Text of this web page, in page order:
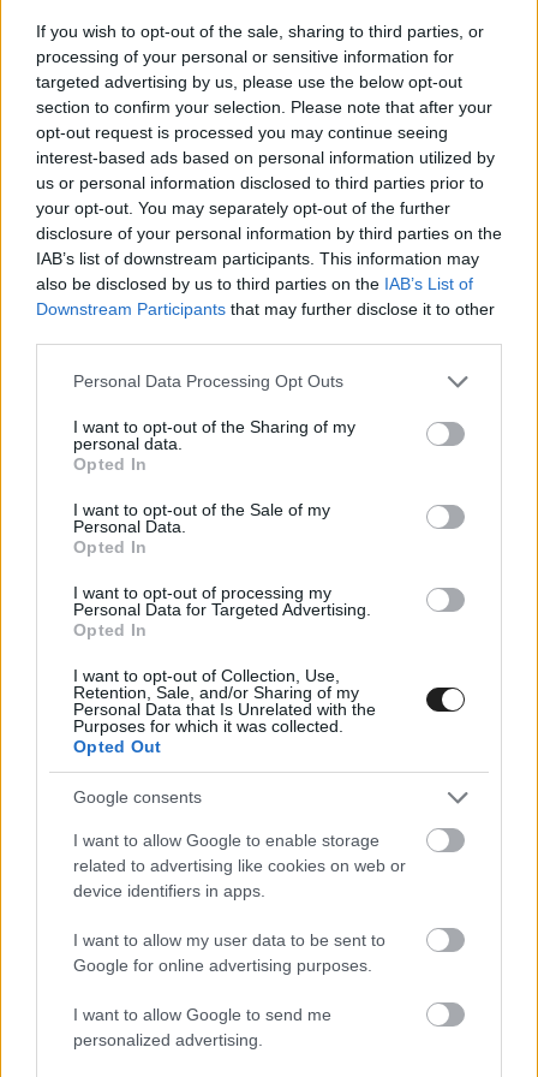
If you wish to opt-out of the sale, sharing to third parties, or
processing of your personal or sensitive information for
targeted advertising by us, please use the below opt-out
section to confirm your selection. Please note that after your
opt-out request is processed you may continue seeing
interest-based ads based on personal information utilized by
us or personal information disclosed to third parties prior to
your opt-out. You may separately opt-out of the further
disclosure of your personal information by third parties on the
IAB’s list of downstream participants. This information may
also be disclosed by us to third parties on the IAB’s List of
Downstream Participants that may further disclose it to other
Please note that this website/app uses one or more Google
not limited to your visit or usage behaviour. You may click to
grant or deny consent to Google and its third-party tags to
use your data for below specified purposes in below Google
consent section.
Personal Data Processing Opt Outs
I want to opt-out of the Sharing of my
personal data.
Opted In
I want to opt-out of the Sale of my
Personal Data.
Opted In
I want to opt-out of processing my
Personal Data for Targeted Advertising.
Opted In
I want to opt-out of Collection, Use,
Retention, Sale, and/or Sharing of my
Personal Data that Is Unrelated with the
Purposes for which it was collected.
Opted Out
Google consents
I want to allow Google to enable storage
related to advertising like cookies on web or
device identifiers in apps.
I want to allow my user data to be sent to
Google for online advertising purposes.
I want to allow Google to send me
personalized advertising.
nevezetességekről.
Magyarországon a Google térkép Utcakép
szolgáltatása 2013 óta érhető el.
A közzétételt megelőzően a képeket egy
speciális eljárás alá vetik, amely elhomályosítja
az emberek arcát, illetve a rendszámokat, így
azok nem lesznek beazonosíthatók, a
magánéletükhöz való joguk nem sérül. A Street
View lehetőséget kínál a felvételek közzétételét
követően is további részletek (egyének, házak,
autók) elhomályosítására, ezt a képek jobb alsó
sarkában található „Hiba bejelentése” gombra
kattintva lehet igényelni.
Az Utcakép jelenleg a világ több mint 220